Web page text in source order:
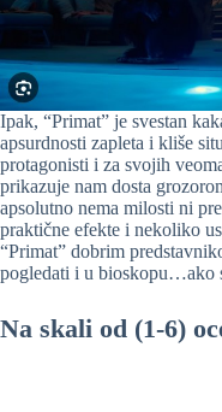
Ipak, “Primat” je svestan
apsurdnosti zapleta i kliše
protagonisti i za svojih
prikazuje nam dosta
apsolutno nema milosti ni
praktične efekte i nekoliko
“Primat” dobrim
pogledati i u bioskopu…ako
Na skali od (1-6)